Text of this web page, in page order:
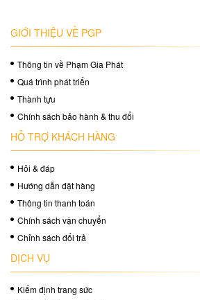
GIỚI THIỆU VỀ PGP
Thông tin về Phạm Gia Phát
Quá trình phát triển
Thành tựu
Chính sách bảo hành & thu đổi
HỖ TRỢ KHÁCH HÀNG
Hỏi & đáp
Hướng dẫn đặt hàng
Thông tin thanh toán
Chính sách vận chuyển
Chỉnh sách đổi trả
DỊCH VỤ
Kiểm định trang sức